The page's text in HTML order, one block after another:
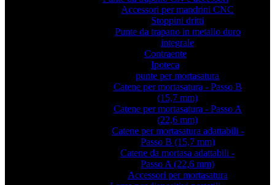
Accessori per mandrini CNC
Stoppini dritti
Punte da trapano in metallo duro
integrale
Contraente
Ipoteca
punte per mortasatura
Catene per mortasatura - Passo B
(15,7 mm)
Catene per mortasatura - Passo A
(22,6 mm)
Catene per mortasatura adattabili -
Passo B (15,7 mm)
Catene da mortasa adattabili -
Passo A (22,6 mm)
Accessori per mortasatura